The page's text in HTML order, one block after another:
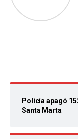
Policía apagó
Santa Marta